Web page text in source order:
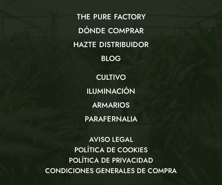
THE PURE FACTORY
DÓNDE COMPRAR
HAZTE DISTRIBUIDOR
BLOG
CULTIVO
ILUMINACIÓN
ARMARIOS
PARAFERNALIA
AVISO LEGAL
POLÍTICA DE COOKIES
POLÍTICA DE PRIVACIDAD
CONDICIONES GENERALES DE COMPRA